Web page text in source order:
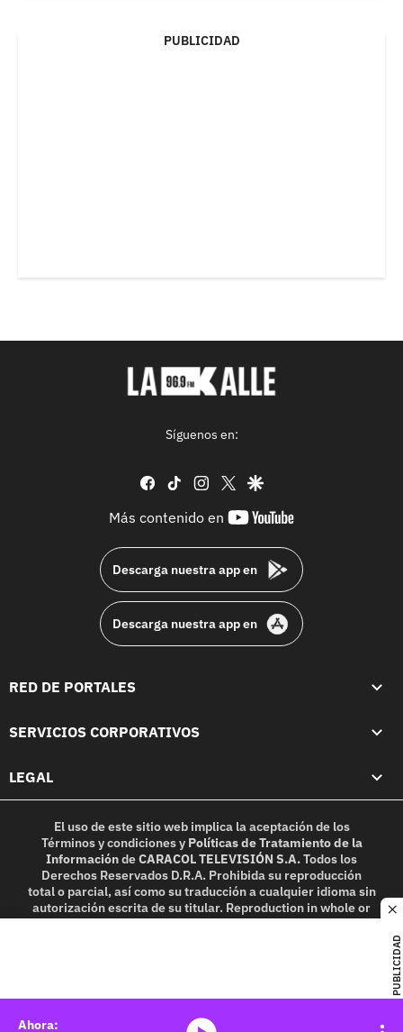
PUBLICIDAD
PUBLICIDAD
Síguenos en:
facebook
tiktok instagram
twittergoogle
Más contenido en
youtube-
Descarga nuestra app en
Descarga nuestra app en
RED DE PORTALES
SERVICIOS CORPORATIVOS
LEGAL
El uso de este sitio web implica la aceptación de los
Términos y condicionesy Políticas de Tratamiento de la
InformacióndeCARACOL TELEVISIÓN S.A.Todos los
Derechos Reservados D.R.A. Prohibida su reproducción
total o parcial, así como su traducción a cualquier idioma sin
autorización escrita de su titular. Reproduction in whole or
in part, or translation without written permission is